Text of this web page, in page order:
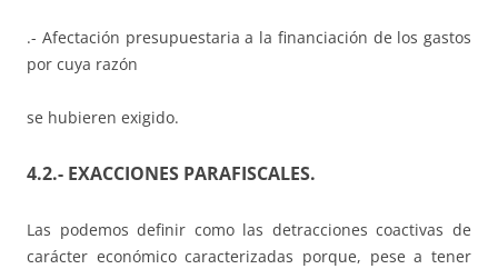
.- Afectación presupuestaria a la financiación de los gastos
por cuya razón
se hubieren exigido.
4.2.- EXACCIONES PARAFISCALES.
Las podemos definir como las detracciones coactivas de
carácter económico caracterizadas porque, pese a tener